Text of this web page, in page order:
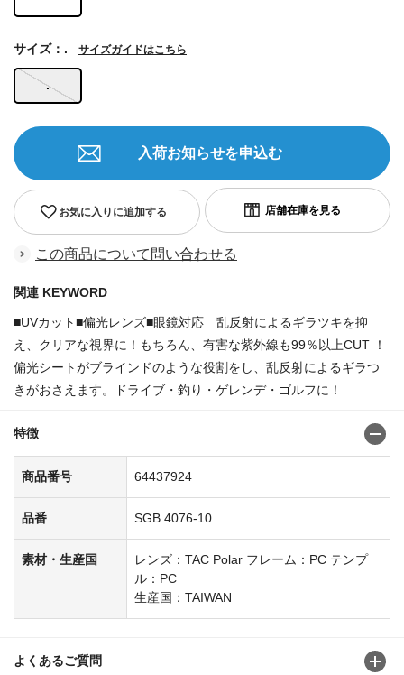
.
サイズ：. サイズガイドはこちら
お気に入りに追加する
入荷お知らせを申込む
この商品について問い合わせる
関連 KEYWORD
■UVカット■偏光レンズ■眼鏡対応 乱反射によるギラツキを抑
え、クリアな視界に！もちろん、有害な紫外線も99％以上CUT ！
偏光シートがブラインドのような役割をし、乱反射によるギラつ
きがおさえます。ドライブ・釣り・ゲレンデ・ゴルフに！
特徴
商品番号 64437924
品番 SGB 4076-10
素材・生産国
レンズ：TAC Polar フレーム：PC テンプ
ル：PC
生産国：TAIWAN
よくあるご質問